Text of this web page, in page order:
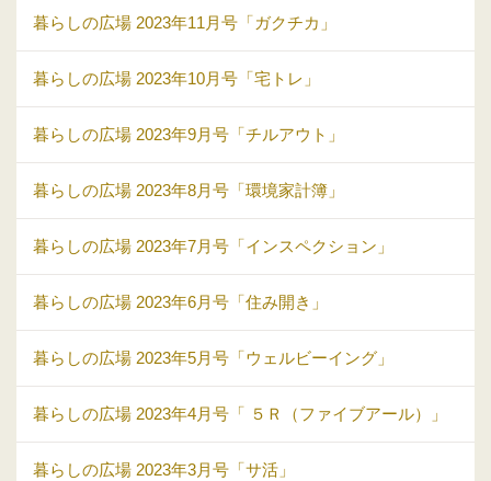
暮らしの広場 2023年11月号「ガクチカ」
暮らしの広場 2023年10月号「宅トレ」
暮らしの広場 2023年9月号「チルアウト」
暮らしの広場 2023年8月号「環境家計簿」
暮らしの広場 2023年7月号「インスペクション」
暮らしの広場 2023年6月号「住み開き」
暮らしの広場 2023年5月号「ウェルビーイング」
暮らしの広場 2023年4月号「 ５Ｒ（ファイブアール）」
暮らしの広場 2023年3月号「サ活」